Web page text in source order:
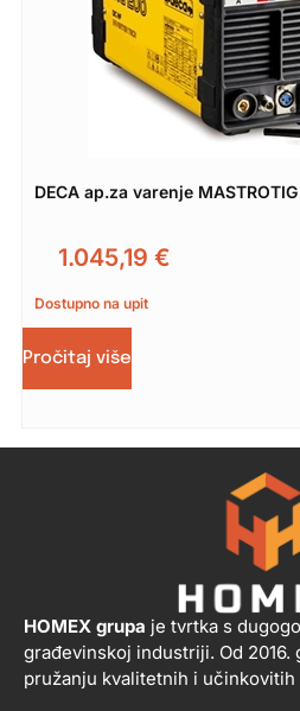
DECA ap.za varenje
1.045,19 €
Dostupno na upit
Pročitaj više
HOMEX grupa je tvrtka s
građevinskoj industriji. Od
pružanju kvalitetnih i